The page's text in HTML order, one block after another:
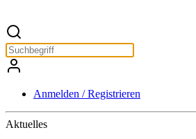
Anmelden / Registrieren
Aktuelles